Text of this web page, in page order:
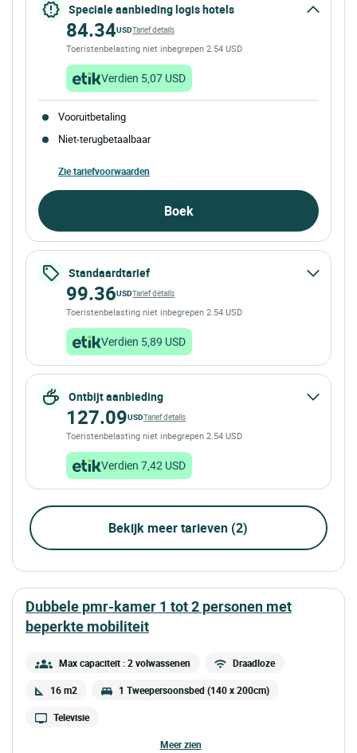
Speciale aanbieding logis hotels
84.34USDTarief details
Toeristenbelasting niet inbegrepen 2.54 USD
Verdien 5,07 USD
Vooruitbetaling
Niet-terugbetaalbaar
Zie tariefvoorwaarden
Boek
Standaardtarief
99.36USDTarief details
Toeristenbelasting niet inbegrepen 2.54 USD
Verdien 5,89 USD
Ontbijt aanbieding
127.09USDTarief details
Toeristenbelasting niet inbegrepen 2.54 USD
Verdien 7,42 USD
Bekijk meer tarieven (2)
dubbele pmr-kamer 1 tot 2 personen met
beperkte mobiliteit
Max capaciteit : 2 volwassenen Draadloze
16 m2 1 Tweepersoonsbed (140 x 200cm)
Televisie
meer zien